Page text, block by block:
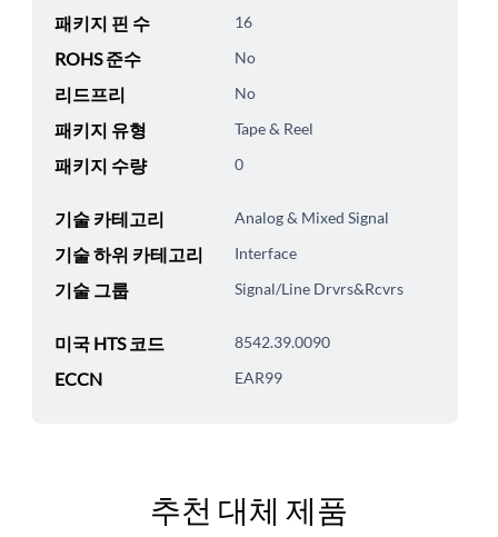
패키지 핀 수 16
ROHS 준수 No
리드프리 No
패키지 유형 Tape & Reel
패키지 수량 0
기술 카테고리 Analog & Mixed Signal
기술 하위 카테고리 Interface
기술 그룹 Signal/Line Drvrs&Rcvrs
미국 HTS 코드 8542.39.0090
ECCN EAR99
추천 대체 제품